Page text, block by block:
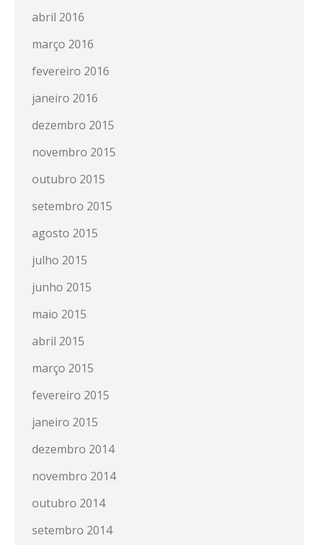
abril 2016
março 2016
fevereiro 2016
janeiro 2016
dezembro 2015
novembro 2015
outubro 2015
setembro 2015
agosto 2015
julho 2015
junho 2015
maio 2015
abril 2015
março 2015
fevereiro 2015
janeiro 2015
dezembro 2014
novembro 2014
outubro 2014
setembro 2014